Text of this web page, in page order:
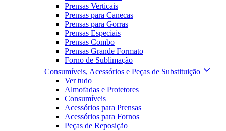
Prensas Verticais
Prensas para Canecas
Prensas para Gorras
Prensas Especiais
Prensas Combo
Prensas Grande Formato
Forno de Sublimação
Consumíveis, Acessórios e Peças de Substituição
Ver tudo
Almofadas e Protetores
Consumíveis
Acessórios para Prensas
Acessórios para Fornos
Peças de Reposição